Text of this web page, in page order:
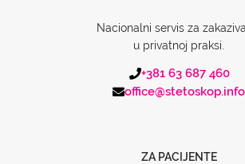
Nacionalni servis za
u privatnoj praksi.
+381 63 687 460
office@stetoskop.info
ZA PACIJENTE